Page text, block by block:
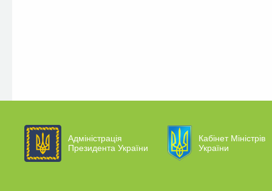
Адміністрація
Президента України
Кабінет Міністрів
України